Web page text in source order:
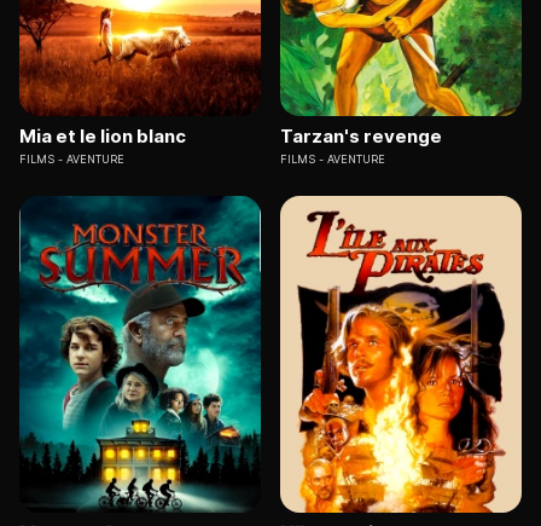
Mia et le lion blanc
FILMS AVENTURE
Tarzan's revenge
FILMS AVENTURE